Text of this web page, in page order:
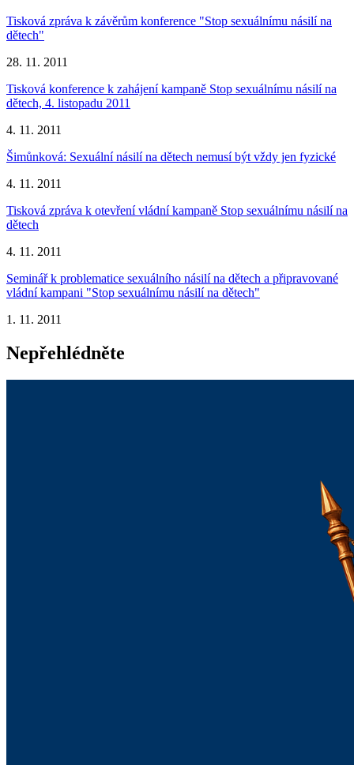
Tisková zpráva k závěrům konference "Stop sexuálnímu násilí na
dětech"
28. 11. 2011
Tisková konference k zahájení kampaně Stop sexuálnímu násilí na
dětech, 4. listopadu 2011
4. 11. 2011
Šimůnková: Sexuální násilí na dětech nemusí být vždy jen fyzické
4. 11. 2011
Tisková zpráva k otevření vládní kampaně Stop sexuálnímu násilí na
dětech
4. 11. 2011
Seminář k problematice sexuálního násilí na dětech a připravované
vládní kampani "Stop sexuálnímu násilí na dětech"
1. 11. 2011
Nepřehlédněte